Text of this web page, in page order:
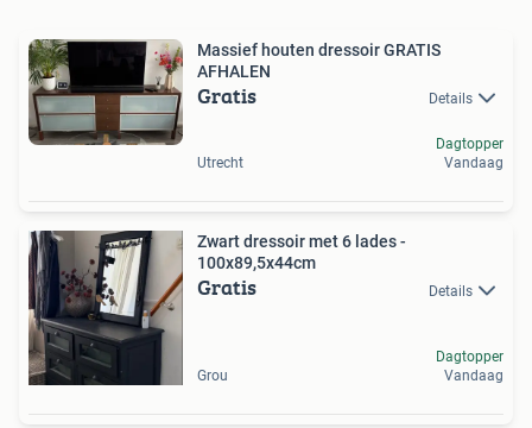
Massief houten dressoir GRATIS
AFHALEN
Gratis Details
Utrecht
Dagtopper
Vandaag
Zwart dressoir met 6 lades -
100x89,5x44cm
Gratis Details
Grou
Dagtopper
Vandaag